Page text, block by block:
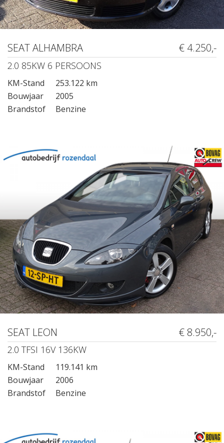
SEAT ALHAMBRA € 4.250,-
2.0 85KW 6 PERSOONS
KM-Stand
253.122 km
Bouwjaar
2005
Brandstof
Benzine
SEAT LEON € 8.950,-
2.0 TFSI 16V 136KW
KM-Stand
119.141 km
Bouwjaar
2006
Brandstof
Benzine